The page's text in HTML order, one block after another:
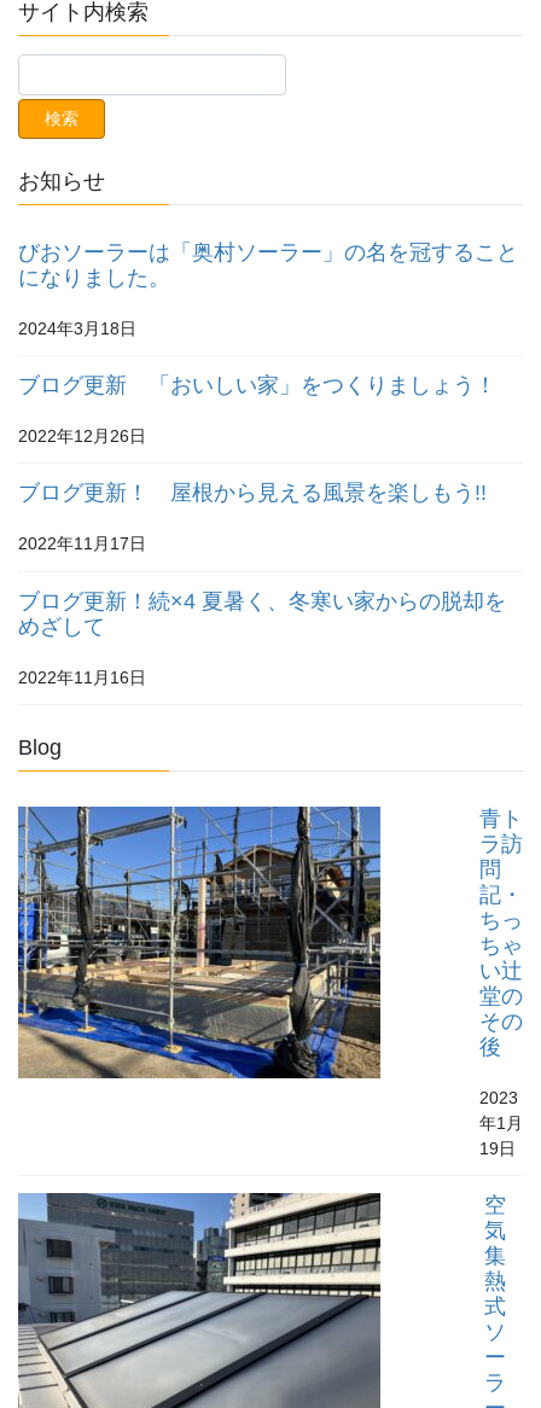
サイト内検索
お知らせ
びおソーラーは「奥村ソーラー」の名を冠すること
になりました。
2024年3月18日
ブログ更新 「おいしい家」をつくりましょう！
2022年12月26日
ブログ更新！ 屋根から見える風景を楽しもう!!
2022年11月17日
ブログ更新！続×4 夏暑く、冬寒い家からの脱却を
めざして
2022年11月16日
Blog
青ト
ラ訪
問
記・
ちっ
ちゃ
い辻
堂の
その
後
2023
年1月
19日
空
気
集
熱
式
ソ
ー
ラ